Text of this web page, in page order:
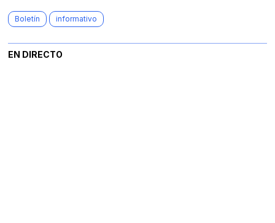
Boletín informativo
EN DIRECTO